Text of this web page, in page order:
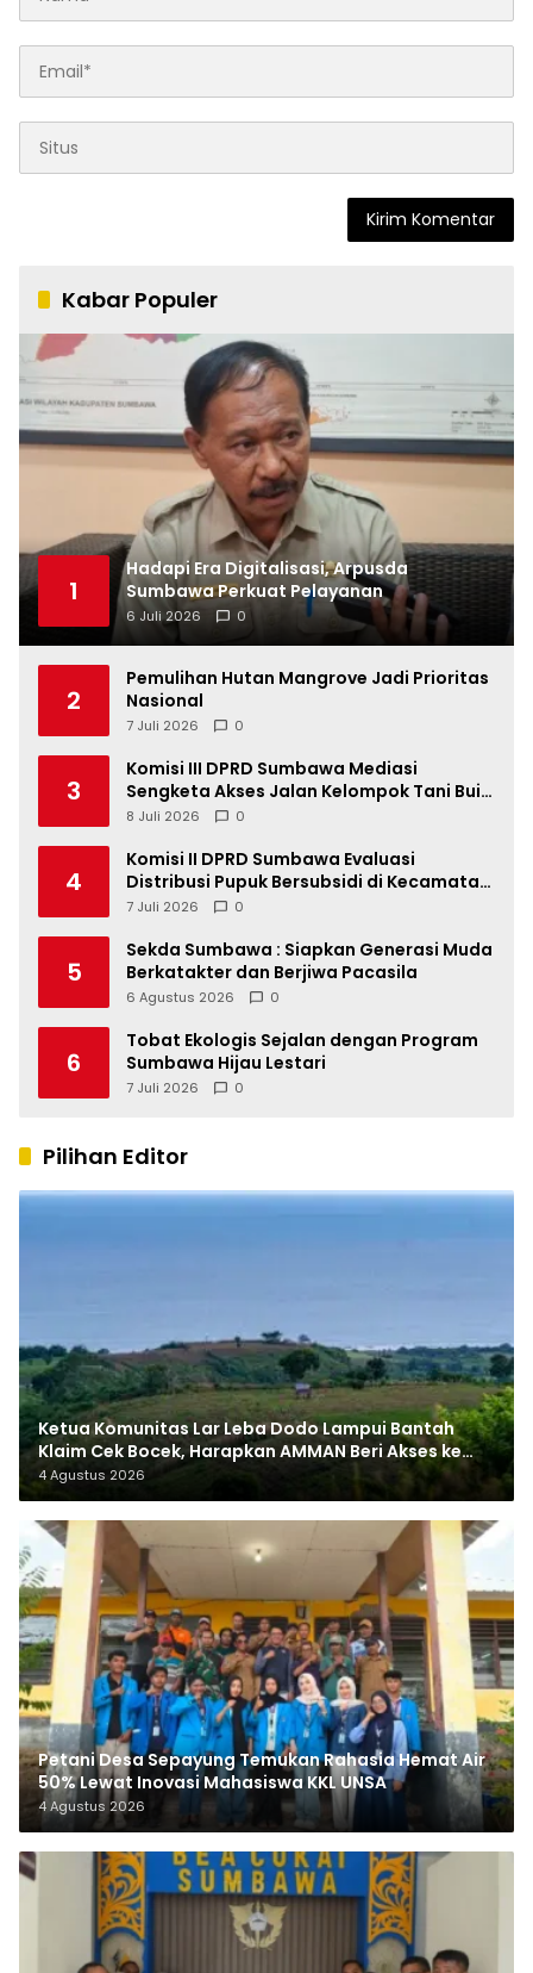
Kabar Populer
1
Hadapi Era Digitalisasi, Arpusda
Sumbawa Perkuat Pelayanan
6 Juli 2026 0
2
Pemulihan Hutan Mangrove Jadi Prioritas
Nasional
7 Juli 2026 0
3
Komisi III DPRD Sumbawa Mediasi
Sengketa Akses Jalan Kelompok Tani Buin
Dua
8 Juli 2026 0
4
Komisi II DPRD Sumbawa Evaluasi
Distribusi Pupuk Bersubsidi di Kecamatan
Lape
7 Juli 2026 0
5
Sekda Sumbawa : Siapkan Generasi Muda
Berkatakter dan Berjiwa Pacasila
6 Agustus 2026 0
6
Tobat Ekologis Sejalan dengan Program
Sumbawa Hijau Lestari
7 Juli 2026 0
Pilihan Editor
Ketua Komunitas Lar Leba Dodo Lampui Bantah
Klaim Cek Bocek, Harapkan AMMAN Beri Akses ke
Makam Leluhur
4 Agustus 2026
Petani Desa Sepayung Temukan Rahasia Hemat Air
50% Lewat Inovasi Mahasiswa KKL UNSA
4 Agustus 2026